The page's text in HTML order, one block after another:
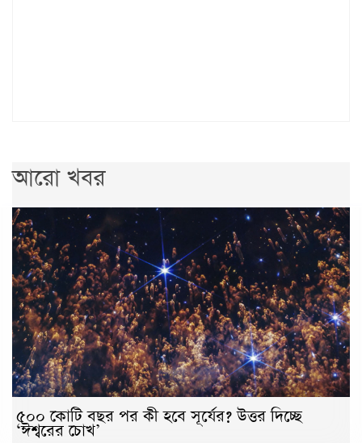
আরো খবর
৫০০ কোটি বছর পর কী হবে সূর্যের? উত্তর দিচ্ছে
‘ঈশ্বরের চোখ’